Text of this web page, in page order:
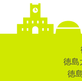
徳島
徳